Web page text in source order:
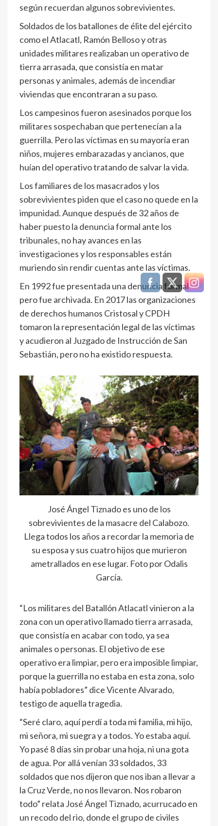
según recuerdan algunos sobrevivientes.
Soldados de los batallones de élite del ejército
como el Atlacatl, Ramón Belloso y otras
unidades militares realizaban un operativo de
tierra arrasada, que consistía en matar
personas y animales, además de incendiar
viviendas que encontraran a su paso.
Los campesinos fueron asesinados porque los
militares sospechaban que pertenecían a la
guerrilla. Pero las víctimas en su mayoría eran
niños, mujeres embarazadas y ancianos, que
huían del operativo tratando de salvar la vida.
Los familiares de los masacrados y los
sobrevivientes piden que el caso no quede en la
impunidad. Aunque después de 32 años de
haber puesto la denuncia formal ante los
tribunales, no hay avances en las
investigaciones y los responsables están
muriendo sin rendir cuentas ante las víctimas.
En 1992 fue presentada una denuncia formal
pero fue archivada. En 2017 las organizaciones
de derechos humanos Cristosal y CPDH
tomaron la representación legal de las víctimas
y acudieron al Juzgado de Instrucción de San
Sebastián, pero no ha existido respuesta.
José Ángel Tiznado es uno de los
sobrevivientes de la masacre del Calabozo.
Llega todos los años a recordar la memoria de
su esposa y sus cuatro hijos que murieron
ametrallados en ese lugar. Foto por Odalis
García.
“Los militares del Batallón Atlacatl vinieron a la
zona con un operativo llamado tierra arrasada,
que consistía en acabar con todo, ya sea
animales o personas. El objetivo de ese
operativo era limpiar, pero era imposible limpiar,
porque la guerrilla no estaba en esta zona, solo
había pobladores” dice Vicente Alvarado,
testigo de aquella tragedia.
“Seré claro, aquí perdí a toda mi familia, mi hijo,
mi señora, mi suegra y a todos. Yo estaba aquí.
Yo pasé 8 días sin probar una hoja, ni una gota
de agua. Por allá venían 33 soldados, 33
soldados que nos dijeron que nos iban a llevar a
la Cruz Verde, no nos llevaron. Nos robaron
todo” relata José Ángel Tiznado, acurrucado en
un recodo del rio, donde el grupo de civiles